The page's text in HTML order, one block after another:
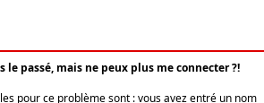
le passé, mais ne peux plus me connecter ?!
pour ce problème sont : vous avez entré un nom